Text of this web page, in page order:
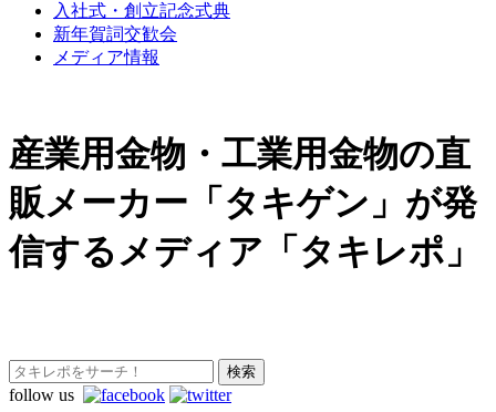
入社式・創立記念式典
新年賀詞交歓会
メディア情報
産業用金物・工業用金物の直
販メーカー「タキゲン」が発
信するメディア「タキレポ」
follow us